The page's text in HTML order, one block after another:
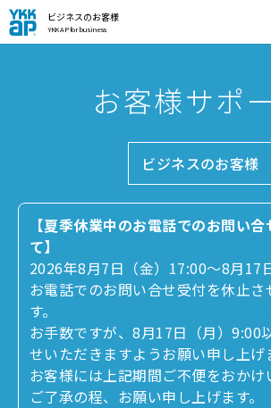
ビジネスのお客様
YKK AP for business
お客様サポ
ビジネスのお客様
【夏季休業中のお電話でのお問い
て】
2026年8月7日（金）17:00～8月17
お電話でのお問い合せ受付を休止さ
す。
お手数ですが、8月17日（月）9:00
せいただきますようお願い申し上げ
お客様には上記期間ご不便をおかけ
ご了承の程、お願い申し上げます。